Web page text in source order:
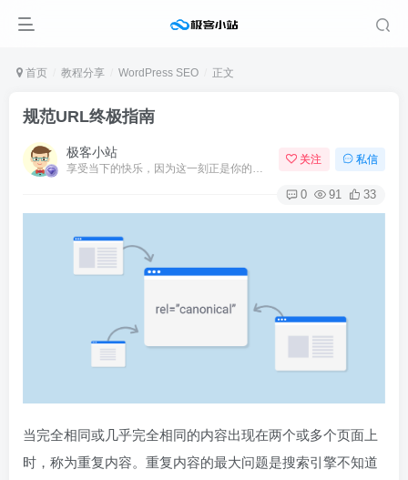
首页 教程分享 WordPress SEO 正文
规范URL终极指南
极客小站 关注 私信
0 91 33
当完全相同或几乎完全相同的内容出现在两个或多个页面上
时，称为重复内容。重复内容的最大问题是搜索引擎不知道